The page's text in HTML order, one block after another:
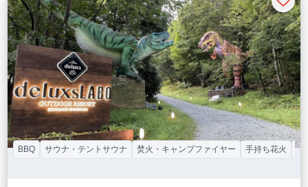
BBQ サウナ・テントサウナ 焚火・キャンプファイヤー 手持ち花火 プ